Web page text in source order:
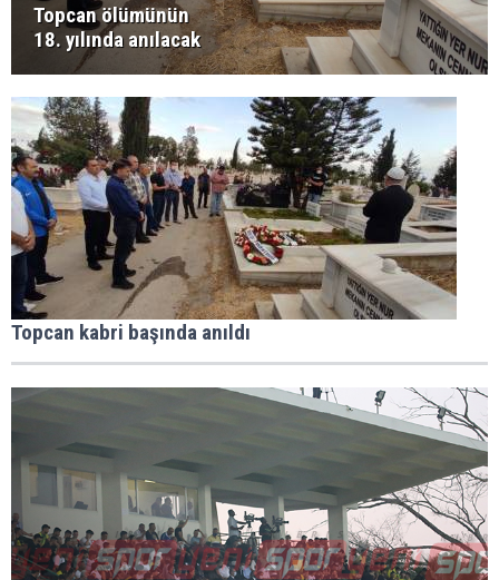
Topcan ölümünün
18. yılında anılacak
Topcan kabri başında anıldı